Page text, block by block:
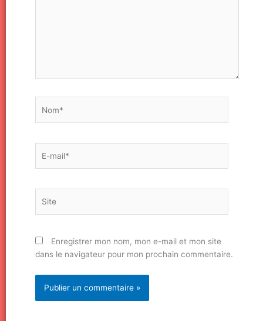
mail*
Enregistrer mon nom, mon e-mail et mon site
dans le navigateur pour mon prochain commentaire.